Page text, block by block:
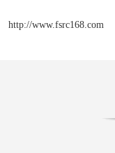
http://www.fsrc168.com